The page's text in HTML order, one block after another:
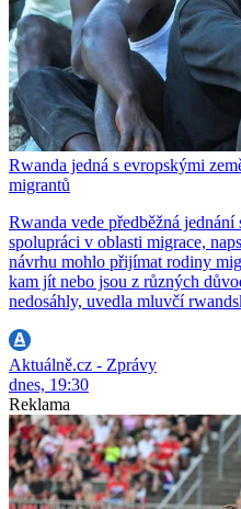
Rwanda jedná s evropskými
migrantů
Rwanda vede předběžná
spolupráci v oblasti migrace,
návrhu mohlo přijímat rodiny
kam jít nebo jsou z různých
nedosáhly, uvedla mluvčí
Aktuálně.cz - Zprávy
dnes, 19:30
Reklama